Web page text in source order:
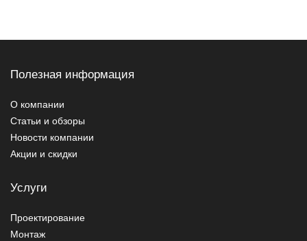
Полезная информация
О компании
Статьи и обзоры
Новости компании
Акции и скидки
Услуги
Проектирование
Монтаж